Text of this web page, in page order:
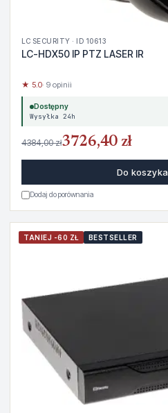
LC SECURITY · ID 10613
LC-HDX50 IP PTZ LASER IR
★ 5.0· 9 opinii
Dostępny
Wysyłka 24h
4384,00 zł3726,40 zł
Do koszyka
Dodaj do porównania
TANIEJ -60 ZŁ BESTSELLER